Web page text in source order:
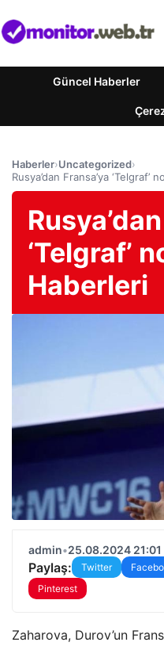
Güncel Haberler
Haberler›Uncategorized›
Rusya’dan Fransa’ya ‘Telgraf’
‘Telgraf’
Haberleri
admin•25.08.2024 21:01
Paylaş: Twitter
Pinterest
Zaharova, Durov’un